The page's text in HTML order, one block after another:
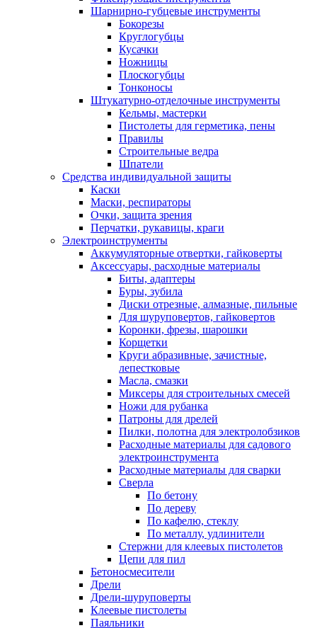
Шарнирно-губцевые инструменты
Бокорезы
Круглогубцы
Кусачки
Ножницы
Плоскогубцы
Тонконосы
Штукатурно-отделочные инструменты
Кельмы, мастерки
Пистолеты для герметика, пены
Правилы
Строительные ведра
Шпатели
Средства индивидуальной защиты
Каски
Маски, респираторы
Очки, защита зрения
Перчатки, рукавицы, краги
Электроинструменты
Аккумуляторные отвертки, гайковерты
Аксессуары, расходные материалы
Биты, адаптеры
Буры, зубила
Диски отрезные, алмазные, пильные
Для шуруповертов, гайковертов
Коронки, фрезы, шарошки
Корщетки
Круги абразивные, зачистные,
лепестковые
Масла, смазки
Миксеры для строительных смесей
Ножи для рубанка
Патроны для дрелей
Пилки, полотна для электролобзиков
Расходные материалы для садового
электроинструмента
Расходные материалы для сварки
Сверла
По бетону
По дереву
По кафелю, стеклу
По металлу, удлинители
Стержни для клеевых пистолетов
Цепи для пил
Бетоносмесители
Дрели
Дрели-шуруповерты
Клеевые пистолеты
Паяльники